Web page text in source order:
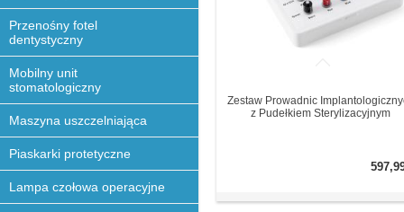
Przenośny fotel
dentystyczny
Mobilny unit
stomatologiczny
Maszyna uszczelniająca
Piaskarki protetyczne
Lampa czołowa operacyjne
Zestaw Prowadnic
z Pudełkiem Sterylizacyjnym